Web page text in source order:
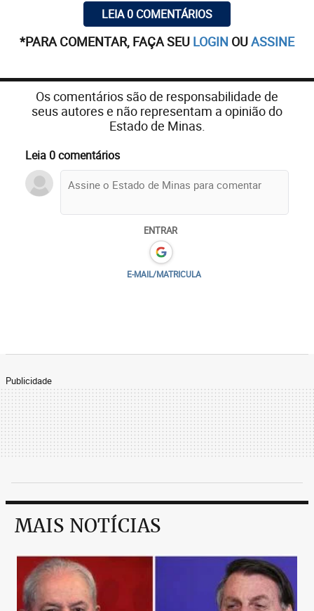
LEIA 0 COMENTÁRIOS
*PARA COMENTAR, FAÇA SEU LOGIN OUASSINE
Os comentários são de responsabilidade de
seus autores e não representam a opinião do
Estado de Minas.
Leia 0 comentários
ENTRAR
E-MAIL/MATRICULA
Publicidade
MAIS NOTÍCIAS